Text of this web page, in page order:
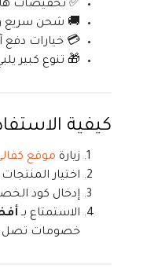
✅ تخفيضات
🚚 شحن سريع
💳 خيارات دفع
🎁 تنوع كبير
كيفية
زيارة موقع
اختيار
إدخال كود
الاستمتاع بـ
خصومات تصل حتى